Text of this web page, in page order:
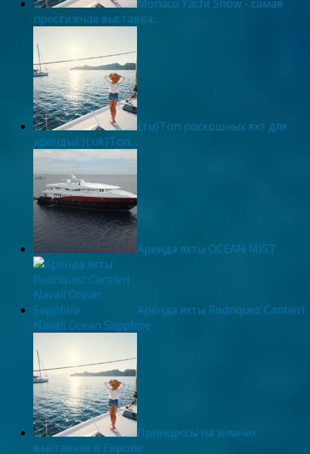
Monaco Yacht Show - самая
престижная выставка…
{:ru}Топ роскошных яхт для
аренды{:}{:uk}Топ…
Аренда яхты OCEAN MIST
Аренда яхты Rodriquez Cantieri
Navali Ocean Sapphire
Принцессы на зимних
выставках в Европе